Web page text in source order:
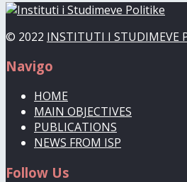
© 2022 INSTITUTI I STUDIMEVE
Navigo
HOME
MAIN OBJECTIVES
PUBLICATIONS
NEWS FROM ISP
Follow Us